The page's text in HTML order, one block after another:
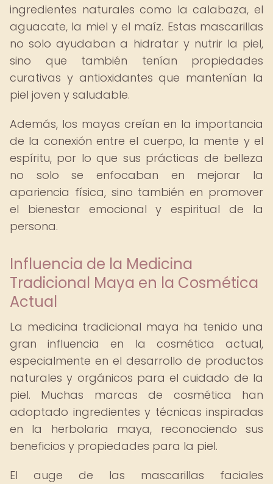
ingredientes naturales como la calabaza, el
aguacate, la miel y el maíz. Estas mascarillas
no solo ayudaban a hidratar y nutrir la piel,
sino que también tenían propiedades
curativas y antioxidantes que mantenían la
piel joven y saludable.
Además, los mayas creían en la importancia
de la conexión entre el cuerpo, la mente y el
espíritu, por lo que sus prácticas de belleza
no solo se enfocaban en mejorar la
apariencia física, sino también en promover
el bienestar emocional y espiritual de la
persona.
Influencia de la Medicina
Tradicional Maya en la Cosmética
Actual
La medicina tradicional maya ha tenido una
gran influencia en la cosmética actual,
especialmente en el desarrollo de productos
naturales y orgánicos para el cuidado de la
piel. Muchas marcas de cosmética han
adoptado ingredientes y técnicas inspiradas
en la herbolaria maya, reconociendo sus
beneficios y propiedades para la piel.
El auge de las mascarillas faciales